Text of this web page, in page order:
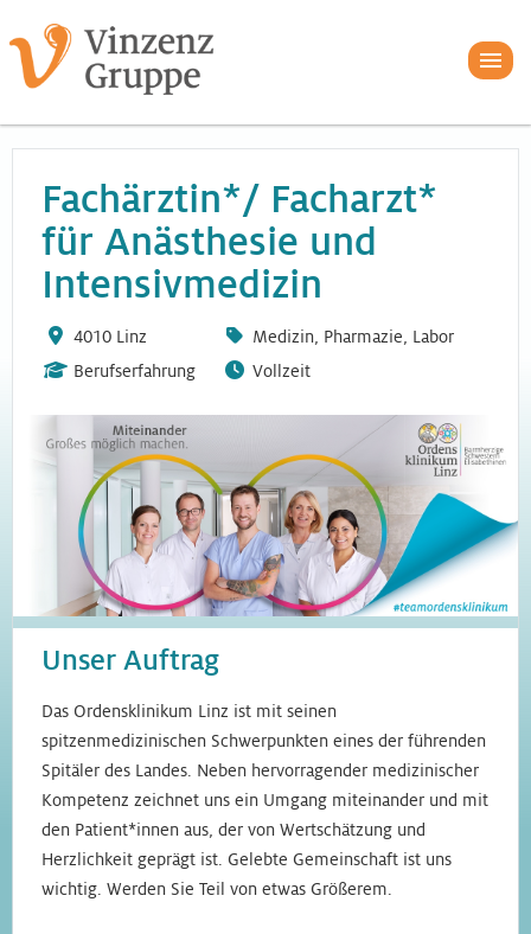
Fachärztin*/ Facharzt*
für Anästhesie und
Intensivmedizin
4010 Linz
Berufserfahrung
Medizin, Pharmazie, Labor
Vollzeit
Unser Auftrag
Das Ordensklinikum Linz ist mit seinen
spitzenmedizinischen Schwerpunkten eines der führenden
Spitäler des Landes. Neben hervorragender medizinischer
Kompetenz zeichnet uns ein Umgang miteinander und mit
den Patient*innen aus, der von Wertschätzung und
Herzlichkeit geprägt ist. Gelebte Gemeinschaft ist uns
wichtig. Werden Sie Teil von etwas Größerem.